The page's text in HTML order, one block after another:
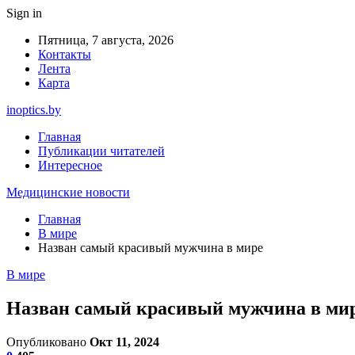
Sign in
Пятница, 7 августа, 2026
Контакты
Лента
Карта
inoptics.by
Главная
Публикации читателей
Интересное
Медицинские новости
Главная
В мире
Назван самый красивый мужчина в мире
В мире
Назван самый красивый мужчина в
Опубликовано Окт 11, 2024